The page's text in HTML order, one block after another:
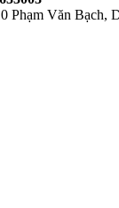
Phạm Văn Bạch,